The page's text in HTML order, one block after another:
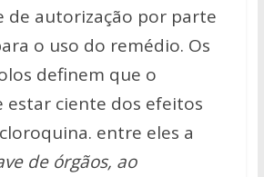
de autorização por parte
o uso do remédio. Os
definem que o
estar ciente dos efeitos
entre eles a
de órgãos, ao